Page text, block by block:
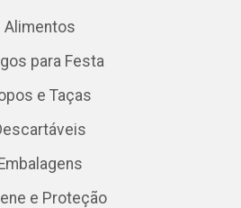
Alimentos
para Festa
e Taças
e Proteção